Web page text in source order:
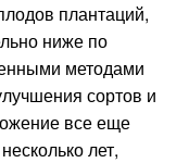
плантаций,
ниже по
методами
сортов и
все еще
лет,